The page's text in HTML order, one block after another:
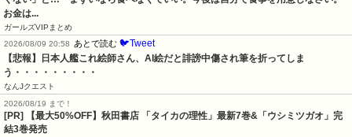
お金は...
ガールズVIPまとめ
2026/08/09 20:58
あとで読む 🐦Tweet
【悲報】日本人艦これ絵師さん、AI絵だと誹謗中傷され筆を折ってしま
う・・・・・・・・・
なんJクエスト
2026/08/19 まで！
[PR] 【最大50%OFF】秋田書店 「タイカの理性」最新7巻&「ウシミツガオ」完
結3巻発売